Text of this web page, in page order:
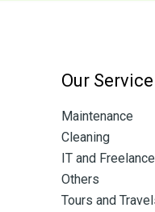
Our Service
Maintenance
Cleaning
IT and Freelance
Others
Tours and